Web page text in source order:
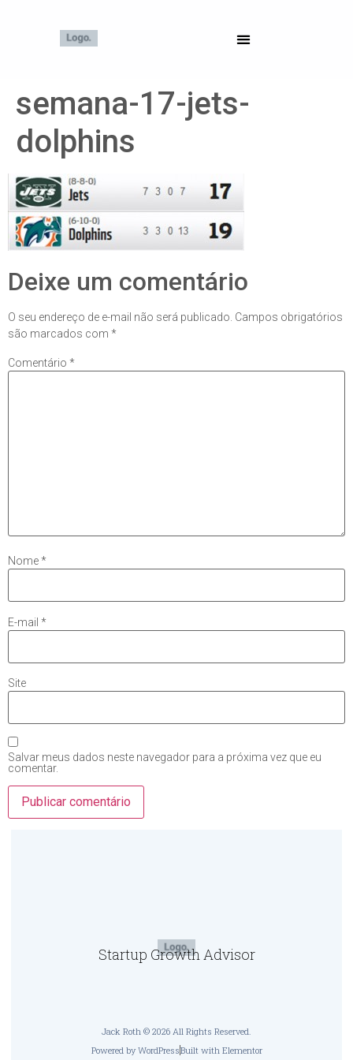
semana-17-jets-
dolphins
Deixe um comentário
O seu endereço de e-mail não será publicado. Campos obrigatórios
são marcados com *
Comentário *
Nome*
E-mail *
Site
Salvar meus dados neste navegador para a próxima vez que eu
comentar.
Startup Growth Advisor
Jack Roth © 2026 All Rights Reserved.
Powered by WordPressBuilt with Elementor